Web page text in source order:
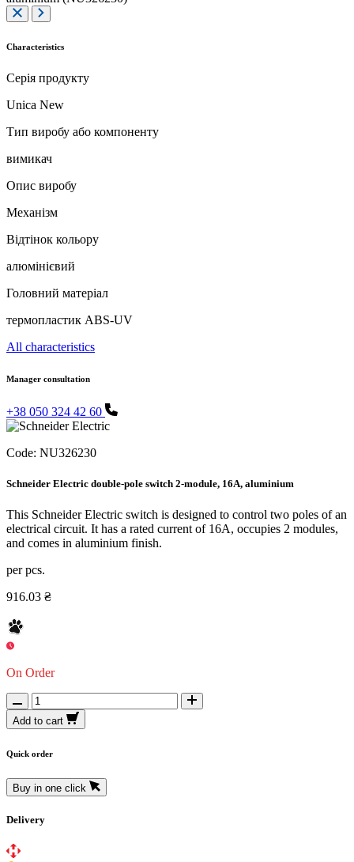
Characteristics
Серія продукту
Unica New
Тип виробу або компоненту
вимикач
Опис виробу
Механізм
Відтінок кольору
алюмінієвий
Головний матеріал
термопластик ABS-UV
All characteristics
Manager consultation
+38 050 324 42 60
Code: NU326230
Schneider Electric double-pole switch 2-module, 16A, aluminium
This Schneider Electric switch is designed to control two poles of an
electrical circuit. It has a rated current of 16A, occupies 2 modules,
and comes in aluminium finish.
per pcs.
916.03 ₴
On Order
Add to cart
Quick order
Buy in one click
Delivery